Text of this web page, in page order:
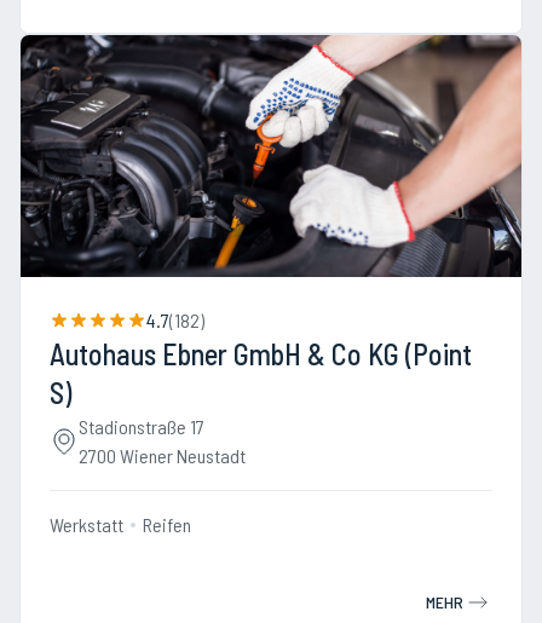
4.7(182)
Autohaus Ebner GmbH & Co KG (Point
S)
Stadionstraße 17
2700 Wiener Neustadt
Werkstatt Reifen
MEHR